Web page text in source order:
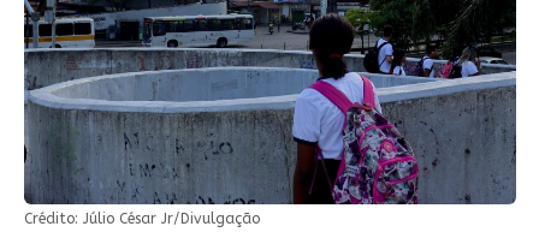
Crédito: Júlio César Jr/Divulgação